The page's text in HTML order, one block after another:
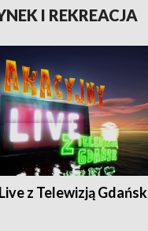
I REKREACJA
z Telewizją Gdańsk